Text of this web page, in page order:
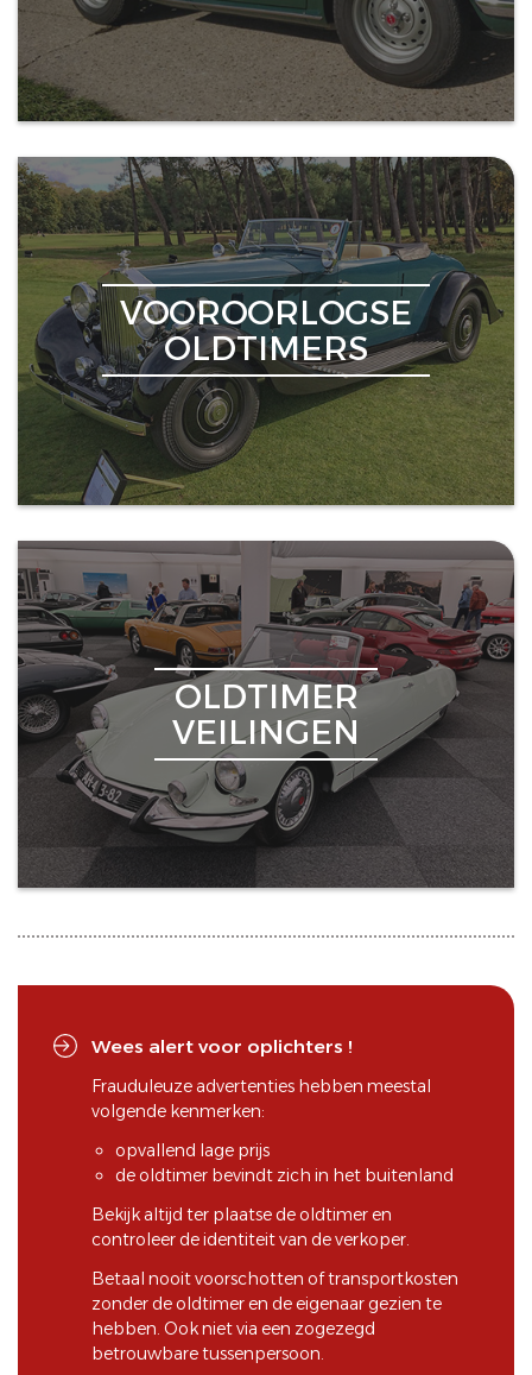
VOOROORLOGSE
OLDTIMERS
OLDTIMER
VEILINGEN
Wees alert voor oplichters !
Frauduleuze advertenties hebben meestal
volgende kenmerken:
opvallend lage prijs
de oldtimer bevindt zich in het buitenland
Bekijk altijd ter plaatse de oldtimer en
controleer de identiteit van de verkoper.
Betaal nooit voorschotten of transportkosten
zonder de oldtimer en de eigenaar gezien te
hebben. Ook niet via een zogezegd
betrouwbare tussenpersoon.